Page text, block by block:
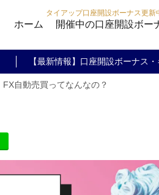
ホーム
タイアップ口座開設ボーナス更新
開催中の口座開設ボー
【最新情報】口座開設ボーナス
FX自動売買ってなんなの？